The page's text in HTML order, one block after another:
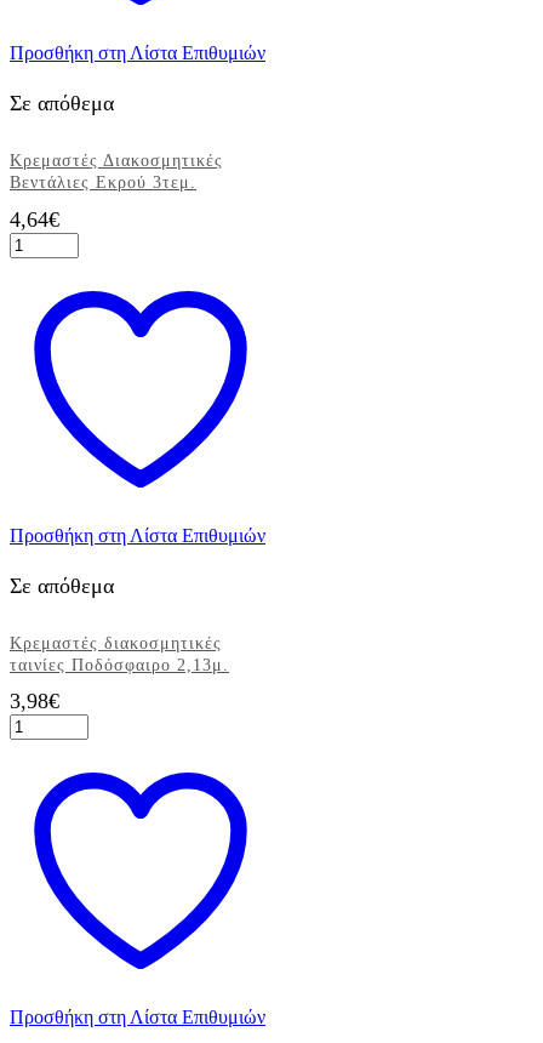
Προσθήκη στη Λίστα Επιθυμιών
Σε απόθεμα
Κρεμαστές Διακοσμητικές
Βεντάλιες Εκρού 3τεμ.
4,64€
Κρεμαστές
Διακοσμητικές
Εκρού
3τεμ.
ποσότητα
Προσθήκη στη Λίστα Επιθυμιών
Σε απόθεμα
Κρεμαστές διακοσμητικές
ταινίες Ποδόσφαιρο 2,13μ.
3,98€
Κρεμαστές
διακοσμητικές
Ποδόσφαιρο
2,13μ.
ποσότητα
Προσθήκη στη Λίστα Επιθυμιών